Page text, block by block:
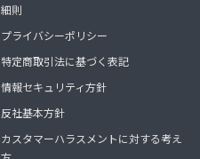
細則
プライバシーポリシー
特定商取引法に基づく表記
情報セキュリティ方針
反社基本方針
カスタマーハラスメントに対する考え